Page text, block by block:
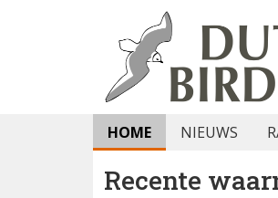
HOME NIEUWS
Recente